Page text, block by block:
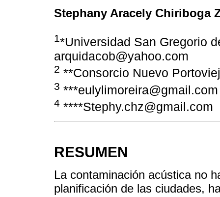
Stephany Aracely Chiriboga
1*Universidad San Gregorio
arquidacob@yahoo.com
2 **Consorcio Nuevo
3 ***eulylimoreira@gmail.com
4 ****Stephy.chz@gmail.com
RESUMEN
La contaminación acústica no
planificación de las ciudades,